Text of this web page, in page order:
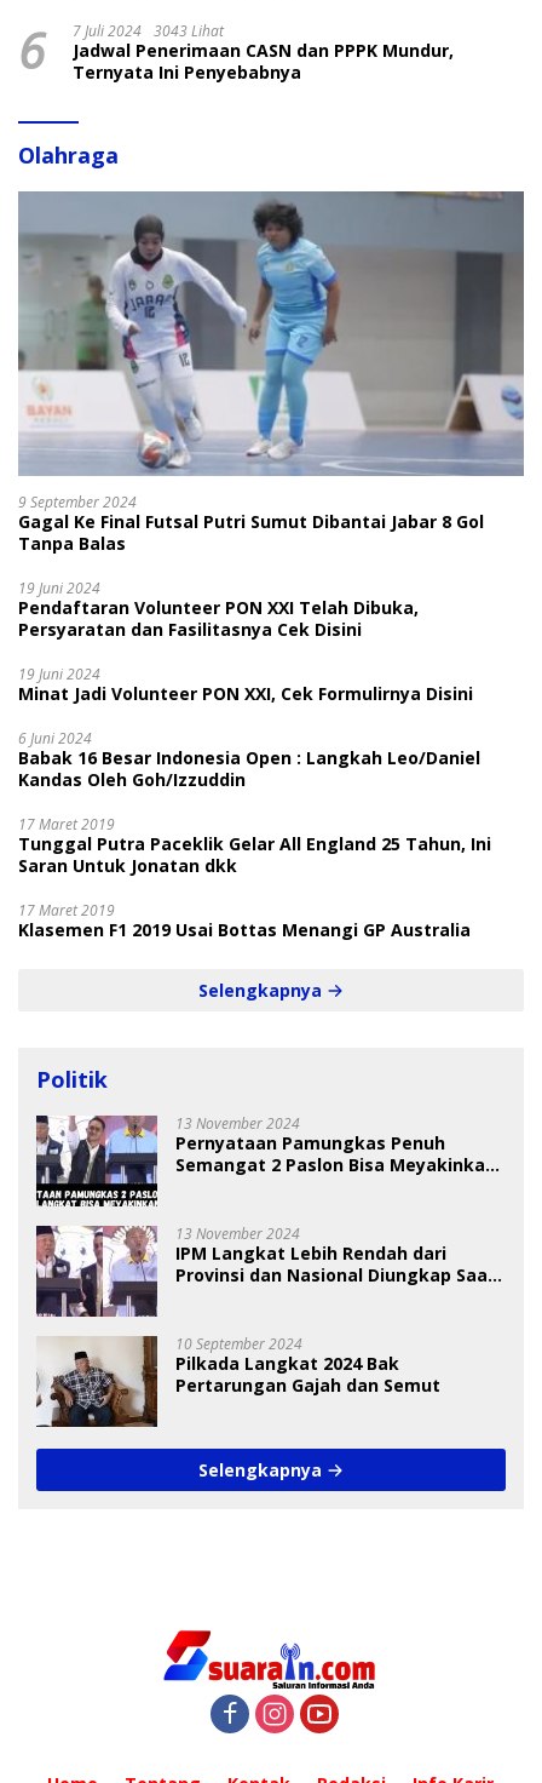
6 7 Juli 2024 3043 Lihat
Jadwal Penerimaan CASN dan PPPK Mundur,
Ternyata Ini Penyebabnya
Olahraga
9 September 2024
Gagal Ke Final Futsal Putri Sumut Dibantai Jabar 8 Gol
Tanpa Balas
19 Juni 2024
Pendaftaran Volunteer PON XXI Telah Dibuka,
Persyaratan dan Fasilitasnya Cek Disini
19 Juni 2024
Minat Jadi Volunteer PON XXI, Cek Formulirnya Disini
6 Juni 2024
Babak 16 Besar Indonesia Open : Langkah Leo/Daniel
Kandas Oleh Goh/Izzuddin
17 Maret 2019
Tunggal Putra Paceklik Gelar All England 25 Tahun, Ini
Saran Untuk Jonatan dkk
17 Maret 2019
Klasemen F1 2019 Usai Bottas Menangi GP Australia
Selengkapnya
Politik
13 November 2024
Pernyataan Pamungkas Penuh
Semangat 2 Paslon Bisa Meyakinkan
13 November 2024
IPM Langkat Lebih Rendah dari
Provinsi dan Nasional Diungkap Saat
10 September 2024
Pilkada Langkat 2024 Bak
Pertarungan Gajah dan Semut
Selengkapnya